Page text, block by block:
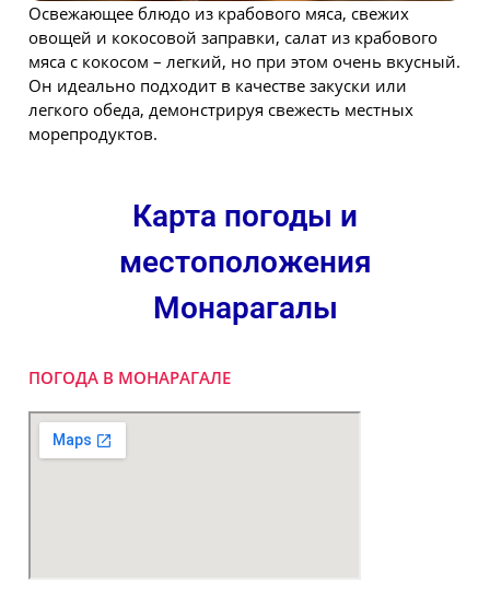
Освежающее блюдо из крабового мяса, свежих
овощей и кокосовой заправки, салат из крабового
мяса с кокосом – легкий, но при этом очень вкусный.
Он идеально подходит в качестве закуски или
легкого обеда, демонстрируя свежесть местных
морепродуктов.
Карта погоды и
местоположения
Монарагалы
ПОГОДА В МОНАРАГАЛЕ